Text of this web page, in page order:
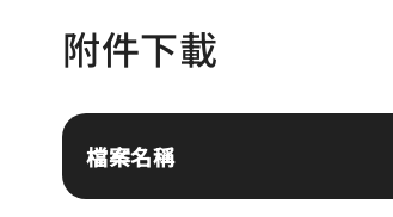
附件下載
檔案名稱